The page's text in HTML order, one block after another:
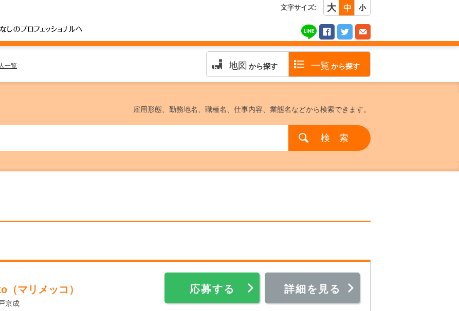
文字サイズ: 大 中 小
地図 から探す 一覧 から探す
一覧
雇用形態、勤務地名、職種名、仕事内容、業態名などから検索できます。
マリメッコ）
京成
応募する 詳細を見る